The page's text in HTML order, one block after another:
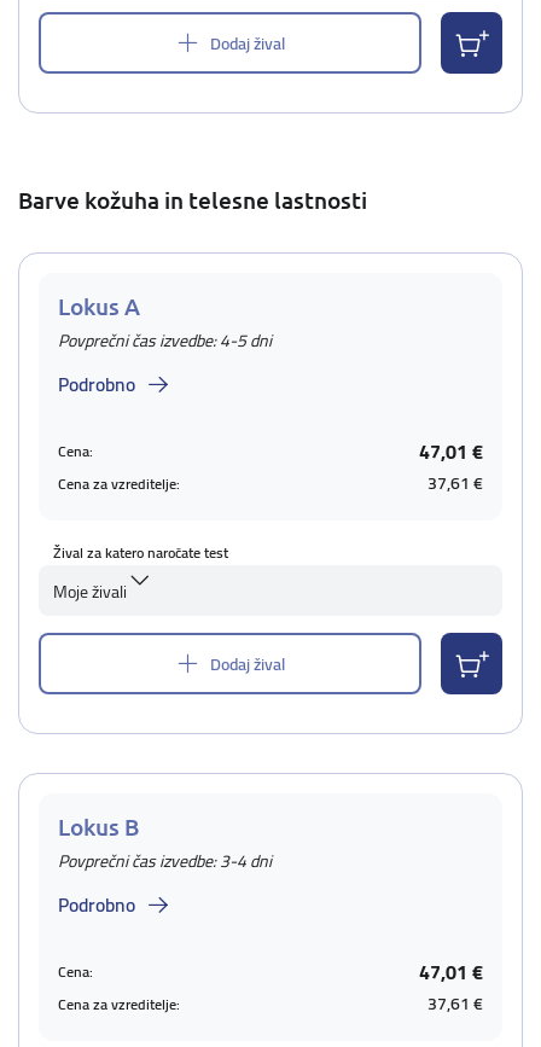
Dodaj žival
Barve kožuha in telesne lastnosti
Lokus A
Povprečni čas izvedbe: 4-5 dni
Podrobno
Cena: 47,01 €
Cena za vzreditelje: 37,61 €
Žival za katero naročate test
Moje živali
Dodaj žival
Lokus B
Povprečni čas izvedbe: 3-4 dni
Podrobno
Cena: 47,01 €
Cena za vzreditelje: 37,61 €